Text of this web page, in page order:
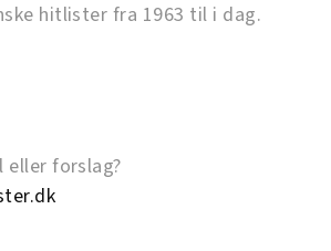
hitlister fra 1963 til i dag.
eller forslag?